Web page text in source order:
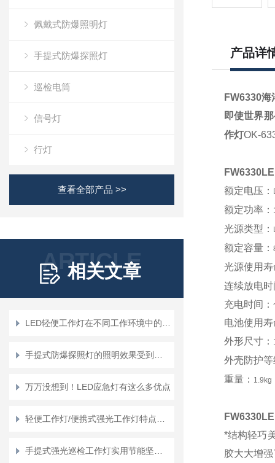
佩戴式防爆照明灯
手提式防爆探照灯
巡检电筒
信号灯
行灯
查看全部产品 >>
ARTICLE
相关文章
万万没想到！LED应急灯有这么多优点
产品详
FW6330海
即使世界
作灯OK-
FW6330
额定电压：
额定功率：
光源类型：
额定容量：
光源使用寿
连续放电时
充电时间：
电池使用
外形尺寸：
外壳防护等
重量： 1.9kg
FW6330
*结构轻巧
胶大大增